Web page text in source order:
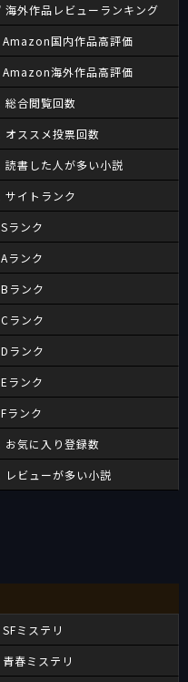
海外作品レビューランキング
Amazon国内作品高評価
Amazon海外作品高評価
総合閲覧回数
オススメ投票回数
読書した人が多い小説
サイトランク
Sランク
Aランク
Bランク
Cランク
Dランク
Eランク
Fランク
お気に入り登録数
レビューが多い小説
SFミステリ
青春ミステリ